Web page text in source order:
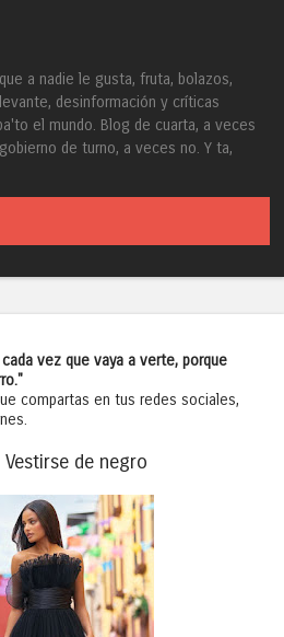
a nadie le gusta, fruta, bolazos,
desinformación y críticas
el mundo. Blog de cuarta, a veces
de turno, a veces no. Y ta,
vez que vaya a verte, porque
compartas en tus redes sociales,
Vestirse de negro